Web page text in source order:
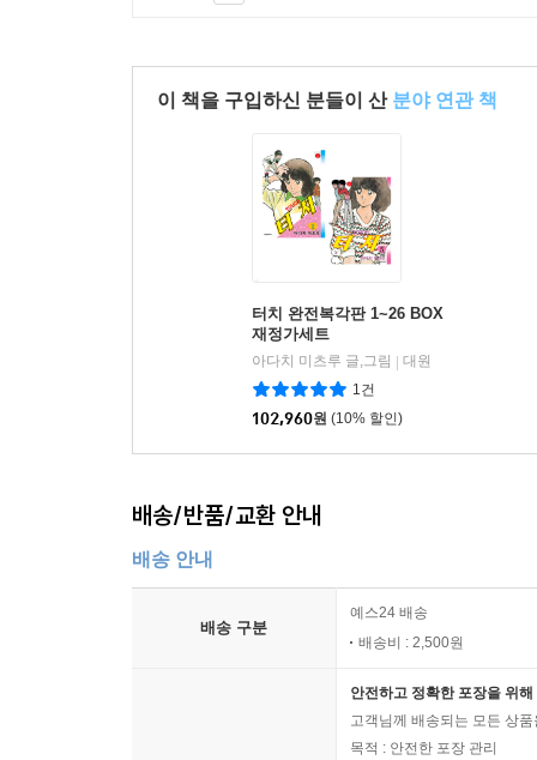
이 책을 구입하신 분들이 산 분야 연관 책
터치 완전복각판 1~26 BOX
재정가세트
아다치 미츠루 글,그림
대원
1건
102,960원 (10% 할인)
배송/반품/교환 안내
배송 안내
배송 구분
예스24 배송
배송비 : 2,500원
안전하고 정확한 포장을 위
고객님께 배송되는 모든 상
목적 : 안전한 포장 관리